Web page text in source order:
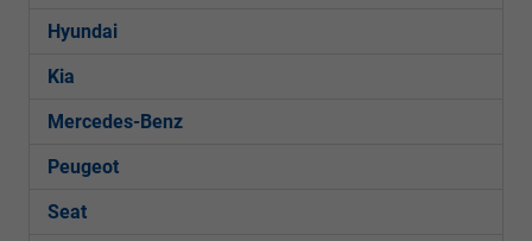
Hyundai
Kia
Mercedes-Benz
Peugeot
Seat